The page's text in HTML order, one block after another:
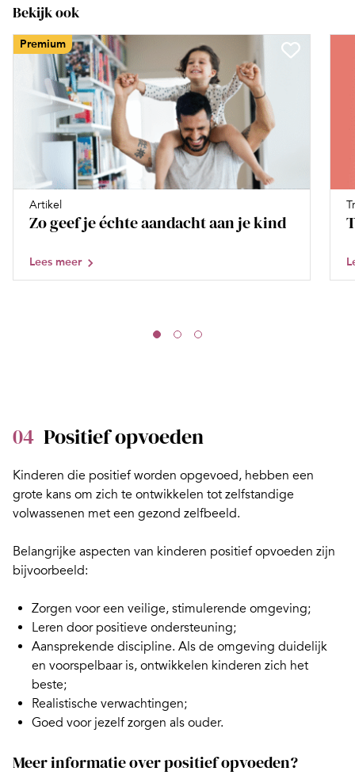
Bekijk ook
Premium
Artikel
Zo geef je échte aandacht aan je kind
Lees meer
04 Positief opvoeden
Kinderen die positief worden opgevoed, hebben een
grote kans om zich te ontwikkelen tot zelfstandige
volwassenen met een gezond zelfbeeld.
Belangrijke aspecten van kinderen positief opvoeden zijn
bijvoorbeeld:
Zorgen voor een veilige, stimulerende omgeving;
Leren door positieve ondersteuning;
Aansprekende discipline. Als de omgeving duidelijk
en voorspelbaar is, ontwikkelen kinderen zich het
beste;
Realistische verwachtingen;
Goed voor jezelf zorgen als ouder.
Meer informatie over positief opvoeden?